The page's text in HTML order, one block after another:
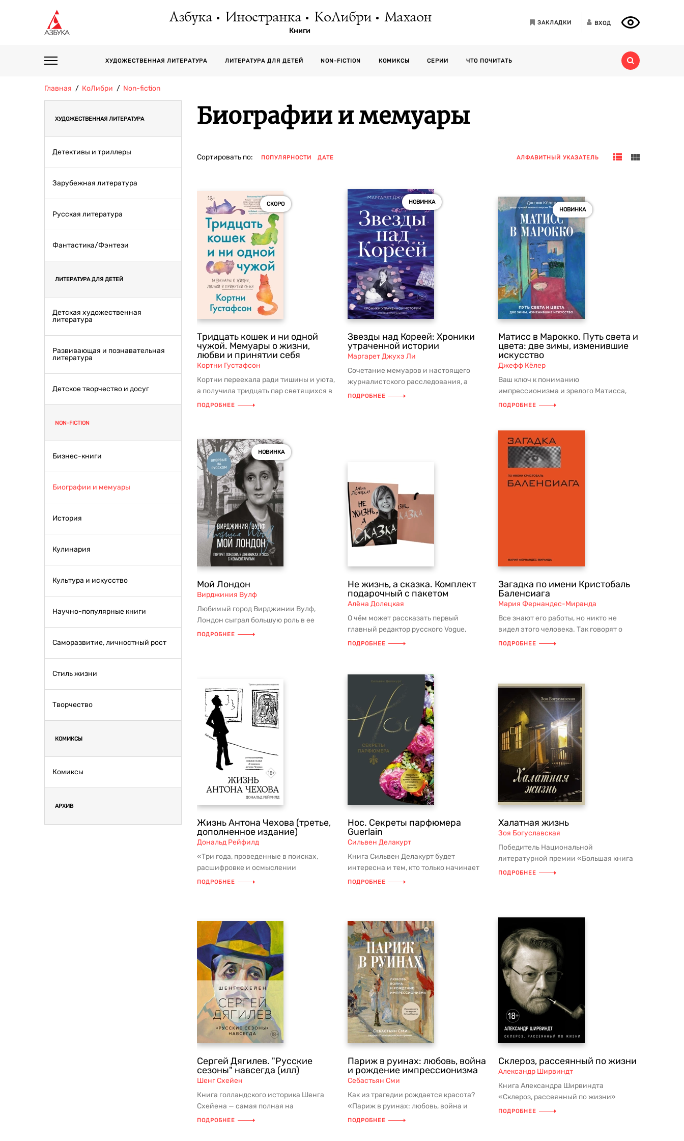
Азбука Иностранка КоЛибри Махаон
Книги
ЗАКЛАДКИ ВХОД
ХУДОЖЕСТВЕННАЯ ЛИТЕРАТУРА ЛИТЕРАТУРА ДЛЯ ДЕТЕЙ NON-FICTION КОМИКСЫ СЕРИИ ЧТО ПОЧИТАТЬ
Главная КоЛибри Non-fiction
ХУДОЖЕСТВЕННАЯ ЛИТЕРАТУРА
Детективы и триллеры
Зарубежная литература
Русская литература
Фантастика/Фэнтези
ЛИТЕРАТУРА ДЛЯ ДЕТЕЙ
Детская художественная
литература
Развивающая и познавательная
литература
Детское творчество и досуг
NON-FICTION
Бизнес-книги
Биографии и мемуары
История
Кулинария
Культура и искусство
Научно-популярные книги
Саморазвитие, личностный рост
Стиль жизни
Творчество
КОМИКСЫ
Комиксы
АРХИВ
Биографии и мемуары
Сортировать по: ПОПУЛЯРНОСТИ ДАТЕ АЛФАВИТНЫЙ УКАЗАТЕЛЬ
СКОРО
Тридцать кошек и ни одной
чужой. Мемуары о жизни,
любви и принятии себя
Кортни Густафсон
Кортни переехала ради тишины и уюта,
а получила тридцать пар светящихся в
темноте глаз. Она не пл...
ПОДРОБНЕЕ
НОВИНКА
Звезды над Кореей: Хроники
утраченной истории
Маргарет Джухэ Ли
Сочетание мемуаров и настоящего
журналистского расследования, а
также необычный взгляд на Южную
ПОДРОБНЕЕ
НОВИНКА
Матисс в Марокко. Путь света и
цвета: две зимы, изменившие
искусство
Джефф Кёлер
Ваш ключ к пониманию
импрессионизма и зрелого Матисса,
каким мы его знаем — в подарочной
ПОДРОБНЕЕ
НОВИНКА
Мой Лондон
Вирджиния Вулф
Любимый город Вирджинии Вулф,
Лондон сыграл большую роль в ее
собственной жизни и творчестве. «Мой
ПОДРОБНЕЕ
Не жизнь, а сказка. Комплект
подарочный с пакетом
Алёна Долецкая
О чём может рассказать первый
главный редактор русского Vogue,
русского Interview легендарная
ПОДРОБНЕЕ
Загадка по имени Кристобаль
Баленсиага
Мария Фернандес-Миранда
Все знают его работы, но никто не
видел этого человека. Так говорят о
великом кутюрье XX века — Крис...
ПОДРОБНЕЕ
Жизнь Антона Чехова (третье,
дополненное издание)
Дональд Рейфилд
«Три года, проведенные в поисках,
расшифровке и осмыслении
документов, убедили меня в том, что
ПОДРОБНЕЕ
Нос. Секреты парфюмера
Guerlain
Сильвен Делакурт
Книга Сильвен Делакурт будет
интересна и тем, кто только начинает
путешествие в мир духов, и его зав...
ПОДРОБНЕЕ
Халатная жизнь
Зоя Богуславская
Победитель Национальной
литературной премии «Большая книга
2025». Хроника целого столетия от
ПОДРОБНЕЕ
Сергей Дягилев. "Русские
сезоны" навсегда (илл)
Шенг Схейен
Книга голландского историка Шенга
Схейена — самая полная на
сегодняшний день биография Сергея
ПОДРОБНЕЕ
Париж в руинах: любовь, война
и рождение импрессионизма
Себастьян Сми
Как из трагедии рождается красота?
«Париж в руинах: любовь, война и
рождение импрессионизма» — уника...
ПОДРОБНЕЕ
Склероз, рассеянный по жизни
Александр Ширвиндт
Книга Александра Ширвиндта
«Склероз, рассеянный по жизни»
представляет собой откровенный
ПОДРОБНЕЕ